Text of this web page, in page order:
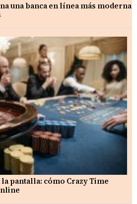
una banca en línea más moderna
pantalla: cómo Crazy Time